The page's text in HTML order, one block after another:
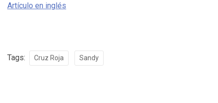
Artículo en inglés
Tags: Cruz Roja Sandy